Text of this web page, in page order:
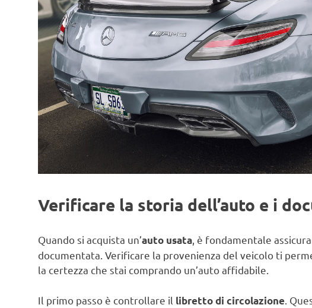
Verificare la storia dell’auto e i
Quando si acquista un’auto usata , è fondamentale
documentata. Verificare la provenienza del veicolo ti
la certezza che stai comprando un’auto affidabile.
Il primo passo è controllare il libretto di circolazione .